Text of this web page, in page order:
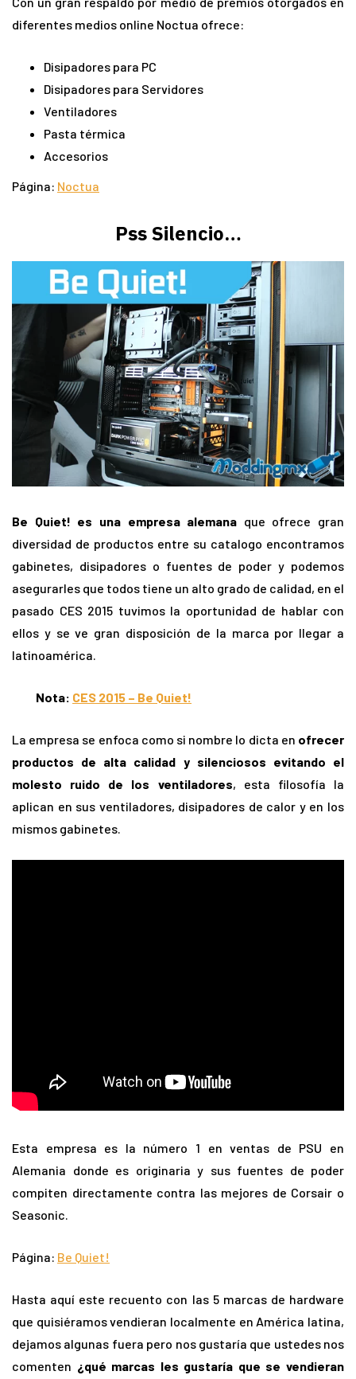
diferentes medios online Noctua ofrece:
Disipadores para PC
Disipadores para Servidores
Ventiladores
Pasta térmica
Accesorios
Página: Noctua
Pss Silencio…
Be Quiet! es una empresa alemana que ofrece gran
diversidad de productos entre su catalogo encontramos
gabinetes, disipadores o fuentes de poder y podemos
asegurarles que todos tiene un alto grado de calidad, en el
pasado CES 2015 tuvimos la oportunidad de hablar con
ellos y se ve gran disposición de la marca por llegar a
latinoamérica.
Nota: CES 2015 – Be Quiet!
La empresa se enfoca como si nombre lo dicta en ofrecer
productos de alta calidad y silenciosos evitando el
molesto ruido de los ventiladores, esta filosofía la
aplican en sus ventiladores, disipadores de calor y en los
mismos gabinetes.
Esta empresa es la número 1 en ventas de PSU en
Alemania donde es originaria y sus fuentes de poder
compiten directamente contra las mejores de Corsair o
Seasonic.
Página: Be Quiet!
Hasta aquí este recuento con las 5 marcas de hardware
que quisiéramos vendieran localmente en América latina,
dejamos algunas fuera pero nos gustaría que ustedes nos
comenten ¿qué marcas les gustaría que se vendieran